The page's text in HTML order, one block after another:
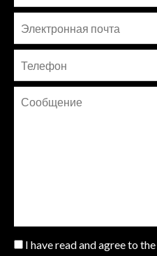
I have read and agree to the